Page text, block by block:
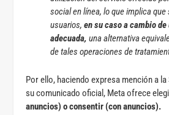
social en línea, lo que implica
usuarios,en su caso a cambio
adecuada, una alternativa
de tales operaciones de
Por ello, haciendo expresa mención a la
su comunicado oficial, Meta ofrece
anuncios) o consentir (con anuncios).